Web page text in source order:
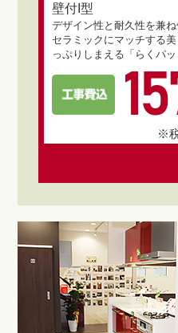
壁付I型
デザイン性と耐久性を兼ね
セラミックにマッチする
っぷりしまえる「らくパ
※